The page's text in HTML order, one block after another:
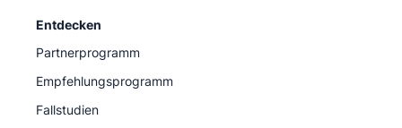
Entdecken
Partnerprogramm
Empfehlungsprogramm
Fallstudien